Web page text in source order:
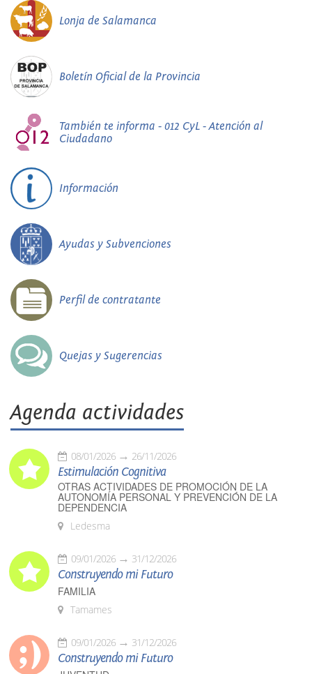
Lonja de Salamanca
Boletín Oficial de la Provincia
También te informa - 012 CyL - Atención al
Ciudadano
Información
Ayudas y Subvenciones
Perfil de contratante
Quejas y Sugerencias
Agenda actividades
08/01/2026 26/11/2026
Estimulación Cognitiva
OTRAS ACTIVIDADES DE PROMOCIÓN DE LA
AUTONOMÍA PERSONAL Y PREVENCIÓN DE LA
DEPENDENCIA
Ledesma
09/01/2026 31/12/2026
Construyendo mi Futuro
FAMILIA
Tamames
09/01/2026 31/12/2026
Construyendo mi Futuro